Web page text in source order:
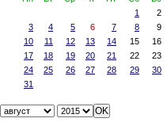
1
2
3
4 5 6 7 8
9
10
11 12 13 14 15
16
17
18 19 20 21 22
23
24
25 26 27 28 29
30
31